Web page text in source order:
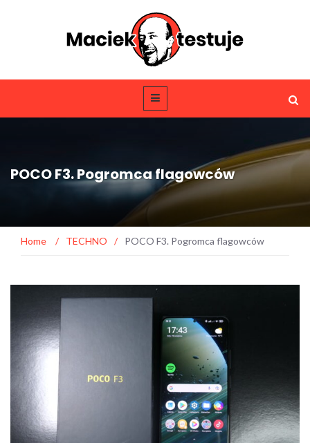
POCO F3. Pogromca flagowców
Home / TECHNO / POCO F3. Pogromca flagowców